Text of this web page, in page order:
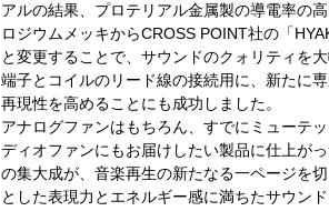
アルの結果、プロテリアル金属製の導電率の
ロジウムメッキからCROSS POINT社の「
と変更することで、サウンドのクォリティを大
端子とコイルのリード線の接続用に、新たに
再現性を高めることにも成功しました。
アナログファンはもちろん、すでにミューテ
ディオファンにもお届けしたい製品に仕上が
の集大成が、音楽再生の新たなる一ページを
とした表現力とエネルギー感に満ちたサウン